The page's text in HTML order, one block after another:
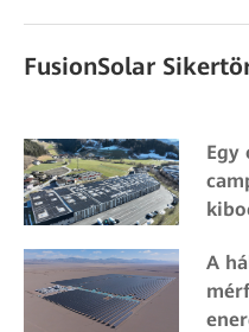
FusionSolar
Egy
A